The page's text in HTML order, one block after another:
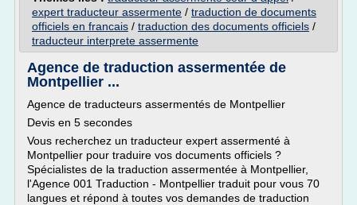
expert traducteur assermente / traduction de documents
officiels en francais / traduction des documents officiels /
traducteur interprete assermente
Agence de traduction assermentée de
Montpellier ...
Agence de traducteurs assermentés de Montpellier
Devis en 5 secondes
Vous recherchez un traducteur expert assermenté à
Montpellier pour traduire vos documents officiels ?
Spécialistes de la traduction assermentée à Montpellier,
l'Agence 001 Traduction - Montpellier traduit pour vous 70
langues et répond à toutes vos demandes de traduction